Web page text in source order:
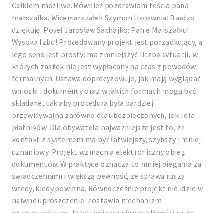
Całkiem możliwe. Również pozdrawiam teścia pana
marszałka. Wicemarszałek Szymon Hołownia: Bardzo
dziękuję. Poseł Jarosław Sachajko: Panie Marszałku!
Wysoka Izbo! Procedowany projekt jest porządkujący, a
jego sens jest prosty: ma zmniejszyć liczbę sytuacji, w
których zasiłek nie jest wypłacany na czas z powodów
formalnych. Ustawa doprecyzowuje, jak mają wyglądać
wnioski i dokumenty oraz w jakich formach mogą być
składane, tak aby procedura była bardziej
przewidywalna zarówno dla ubezpieczonych, jak i dla
płatników. Dla obywatela najważniejsze jest to, że
kontakt z systemem ma być łatwiejszy, szybszy i mniej
uznaniowy. Projekt wzmacnia elektroniczny obieg
dokumentów. W praktyce oznacza to mniej biegania za
świadczeniami i większą pewność, że sprawa ruszy
wtedy, kiedy powinna. Równocześnie projekt nie idzie w
naiwne uproszczenie. Zostawia mechanizm